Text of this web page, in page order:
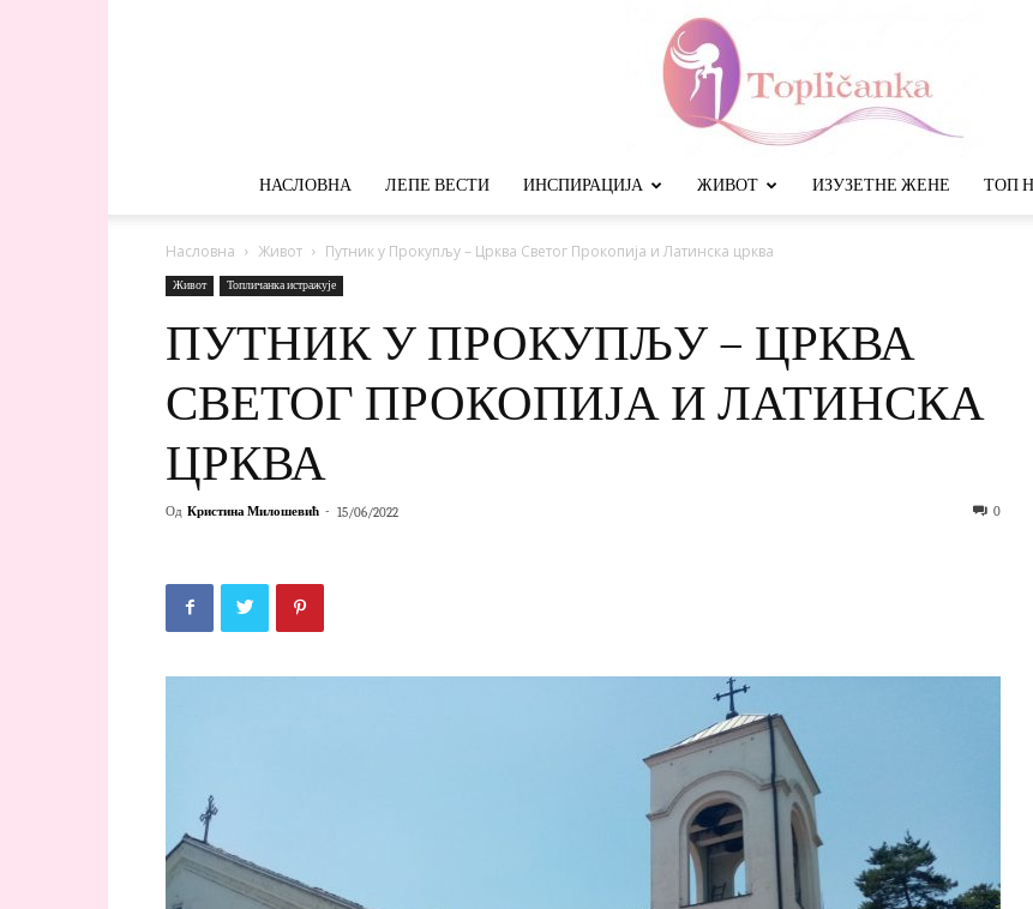
НАСЛОВНА ЛЕПЕ ВЕСТИ ИНСПИРАЦИЈА ЖИВОТ ИЗУЗЕТНЕ ЖЕНЕ ТОП
Насловна Живот Путник у Прокупљу – Црква Светог Прокопија и Латинска црква
Живот Топличанка истражује
ПУТНИК У ПРОКУПЉУ – ЦРКВА
СВЕТОГ ПРОКОПИЈА И ЛАТИНСКА
ЦРКВА
Од Кристина Милошевић - 15/06/2022 0